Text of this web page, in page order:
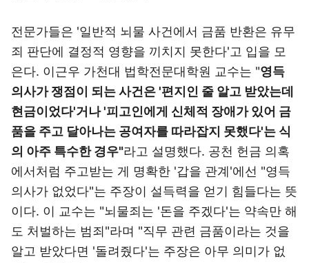
전문가들은 '일반적 뇌물 사건에서 금품 반환은 유무
죄 판단에 결정적 영향을 끼치지 못한다'고 입을 모
은다. 이근우 가천대 법학전문대학원 교수는 "영득
의사가 쟁점이 되는 사건은 '편지인 줄 알고 받았는데
현금이었다'거나 '피고인에게 신체적 장애가 있어 금
품을 주고 달아나는 공여자를 따라잡지 못했다'는 식
의 아주 특수한 경우"라고 설명했다. 공천 헌금 의혹
에서처럼 주고받는 게 명확한 '갑을 관계'에선 "영득
의사가 없었다"는 주장이 설득력을 얻기 힘들다는 뜻
이다. 이 교수는 "뇌물죄는 '돈을 주겠다'는 약속만 해
도 처벌하는 범죄"라며 "직무 관련 금품이라는 것을
알고 받았다면 '돌려줬다'는 주장은 아무 의미가 없